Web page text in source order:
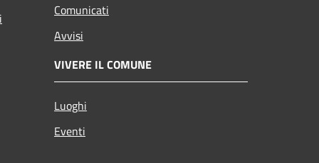
Comunicati
Avvisi
VIVERE IL COMUNE
Luoghi
Eventi